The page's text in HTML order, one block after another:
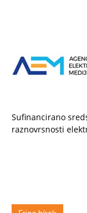
Sufinancirano
raznovrsnosti